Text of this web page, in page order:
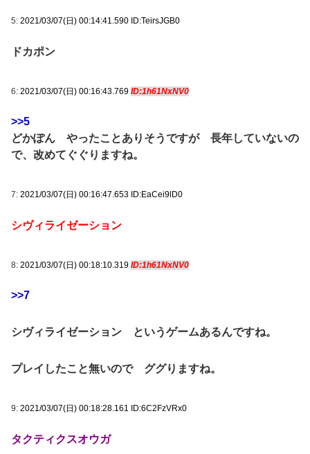
5: 2021/03/07(日) 00:14:41.590 ID:TeirsJGB0
ドカポン
6: 2021/03/07(日) 00:16:43.769 ID:1h61NxNV0
>>5
どかぽん やったことありそうですが 長年していないの
で、改めてぐぐりますね。
7: 2021/03/07(日) 00:16:47.653 ID:EaCei9lD0
シヴィライゼーション
8: 2021/03/07(日) 00:18:10.319 ID:1h61NxNV0
>>7
シヴィライゼーション というゲームあるんですね。
プレイしたこと無いので ググりますね。
9: 2021/03/07(日) 00:18:28.161 ID:6C2FzVRx0
タクティクスオウガ